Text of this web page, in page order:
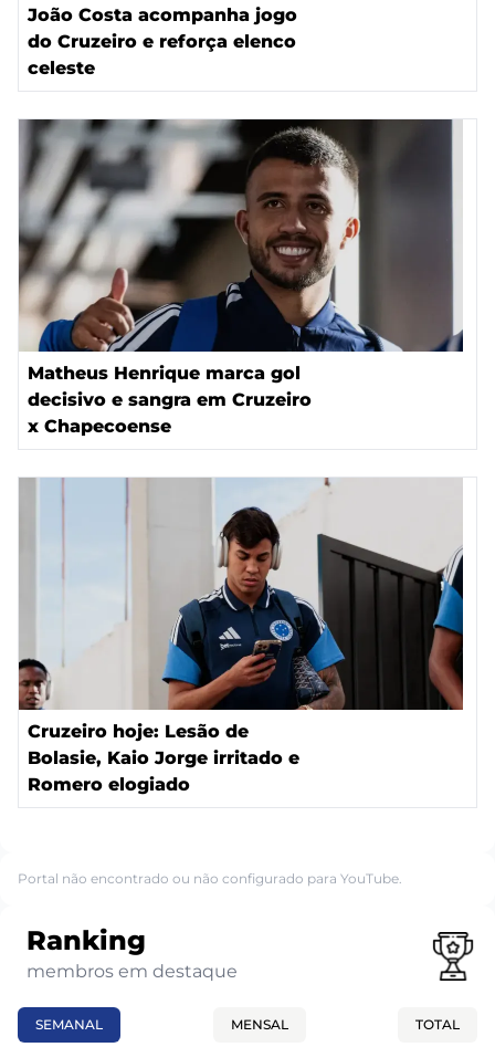
João Costa acompanha jogo
do Cruzeiro e reforça elenco
celeste
Matheus Henrique marca gol
decisivo e sangra em Cruzeiro
x Chapecoense
Cruzeiro hoje: Lesão de
Bolasie, Kaio Jorge irritado e
Romero elogiado
Portal não encontrado ou não configurado para YouTube.
Ranking
membros em destaque
SEMANAL MENSAL TOTAL